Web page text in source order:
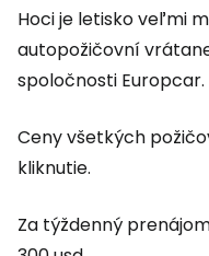
Hoci je letisko veľmi
autopožičovní
spoločnosti Europcar.
Ceny všetkých
kliknutie.
Za týždenný